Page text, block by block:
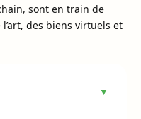
sont en train de
des biens virtuels et